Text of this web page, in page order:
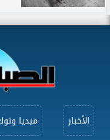
الأخبار ميديا